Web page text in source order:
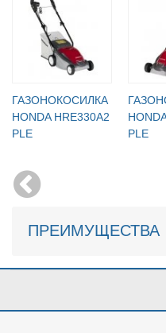
ГАЗОНОКОСИЛКА
HONDA HRE330A2
PLE
PLE
ПРЕИМУЩЕСТВА